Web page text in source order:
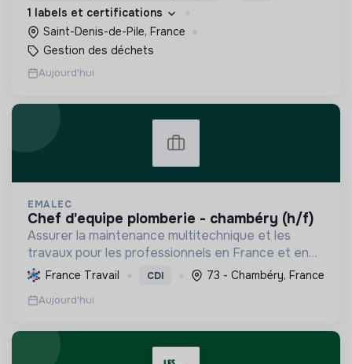
1 labels et certifications
Saint-Denis-de-Pile, France
Gestion des déchets
Aujourd'hui
EMALEC
chef d'equipe plomberie - chambéry (h/f)
Assurer la maintenance multitechnique et les
travaux pour les professionnels en France et en
Europe, en intégrant des solutions durables et en
promouvant un environnement de travail éthique
et inclusi...
France Travail CDI 73 - Chambéry, France
Aujourd'hui